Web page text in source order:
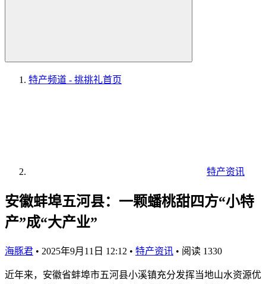
特产频道 - 挑挑礼首页
特产资讯
安徽蚌埠五河县：一颗蟠桃甜四方“小特
产”成“大产业”
海豚君 • 2025年9月11日 12:12 • 特产资讯 • 阅读 1330
近年来，安徽省蚌埠市五河县小溪镇充分发挥当地山水资源优